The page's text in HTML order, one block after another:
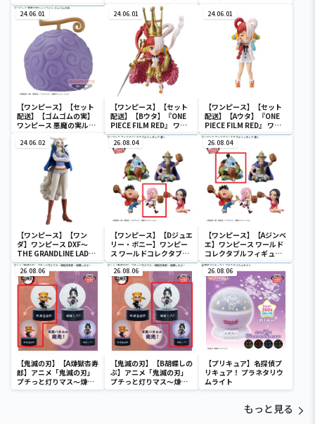
ンピース ワールドコレク
タブルフィギュア-ワノ国
鬼ヶ島編7-
MONKEY.D.LUFFY-
24.06.01
【ワンピース】【セット
配送】【ゴムゴムの実】
ワンピース 悪魔の実ルー
24.06.01
【ワンピース】【セット
配送】【Bウタ】『ONE
PIECE FILM RED』 ワー
ルドコレクタブルフィギ
ュア-UTA COLLECTION-
24.06.01
【ワンピース】【セット
配送】【Aウタ】『ONE
PIECE FILM RED』 ワー
ルドコレクタブルフィギ
ュア-UTA COLLECTION-
24.06.02
【ワンピース】【ワン
ダ】ワンピース DXF～
THE GRANDLINE LADY
～ワノ国 vol.10
26.08.04
【ワンピース】【Dジュエ
リー・ボニー】ワンピー
ス ワールドコレクタブル
フィギュア-宴1-
26.08.04
【ワンピース】【Aジンベ
エ】ワンピース ワールド
コレクタブルフィギュア-
宴1-
26.08.06
【鬼滅の刃】【A煉獄杏寿
郎】アニメ「鬼滅の刃」
プチっと灯りマス～煉獄
杏寿郎・胡蝶しのぶ～
26.08.06
【鬼滅の刃】【B胡蝶しの
ぶ】アニメ「鬼滅の刃」
プチっと灯りマス～煉獄
杏寿郎・胡蝶しのぶ～
26.08.06
【プリキュア】名探偵プ
リキュア！ プラネタリウ
ムライト
もっと見る